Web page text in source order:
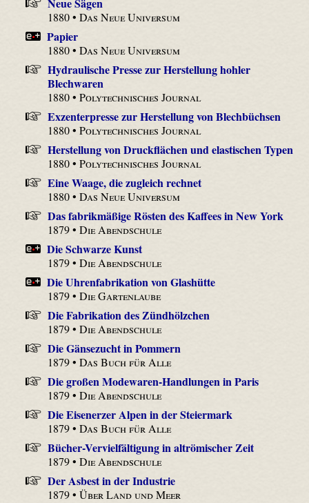
1880 •Das Neue Universum
Papier
1880 •Das Neue Universum
Hydraulische Presse zur Herstellung hohler
Blechwaren
1880 •Polytechnisches Journal
Exzenterpresse zur Herstellung von Blechbüchsen
1880 •Polytechnisches Journal
Herstellung von Druckflächen und elastischen Typen
1880 •Polytechnisches Journal
Eine Waage, die zugleich rechnet
1880 •Das Neue Universum
Das fabrikmäßige Rösten des Kaffees in New York
1879 •Die Abendschule
Die Schwarze Kunst
1879 •Die Abendschule
Die Uhrenfabrikation von Glashütte
1879 •Die Gartenlaube
Die Fabrikation des Zündhölzchen
1879 •Die Abendschule
Die Gänsezucht in Pommern
1879 •Das Buch für Alle
Die großen Modewaren-Handlungen in Paris
1879 •Die Abendschule
Die Eisenerzer Alpen in der Steiermark
1879 •Das Buch für Alle
Bücher-Vervielfältigung in altrömischer Zeit
1879 •Die Abendschule
Der Asbest in der Industrie
1879 •Über Land und Meer